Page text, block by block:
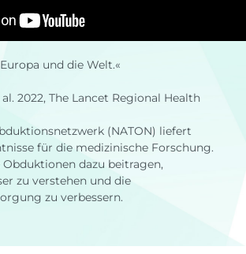
und die Welt.«
2022, The Lancet Regional Health
(NATON) liefert
für die medizinische Forschung.
Obduktionen dazu beitragen,
zu verstehen und die
zu verbessern.